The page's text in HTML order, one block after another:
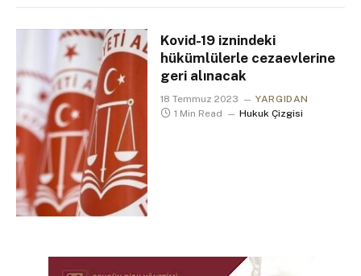
Kovid-19 iznindeki
hükümlülerle cezaevlerine
geri alınacak
18 Temmuz 2023
YARGIDAN
1 Min Read
Hukuk Çizgisi